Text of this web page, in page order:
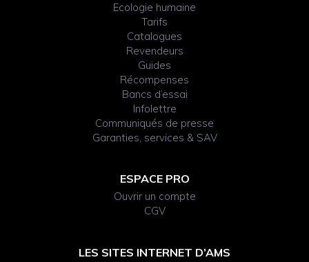
Ecologie humaine
Tarifs
Catalogues
Revendeurs
Guides
Récompenses
Bancs d’essai
Infolettre
Communiqués de presse
Garanties, services & SAV
ESPACE PRO
Ouvrir un compte
CGV
LES SITES INTERNET D’AMS